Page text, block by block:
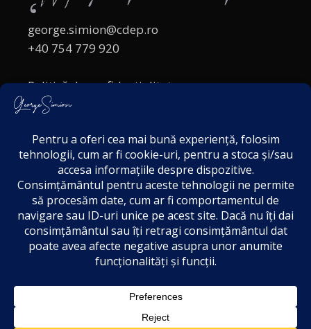
george.simion@cdep.ro
+40 754 779 920
Politică de confidențialitate
Politica cookies
Acordul de markting
Disclaimer